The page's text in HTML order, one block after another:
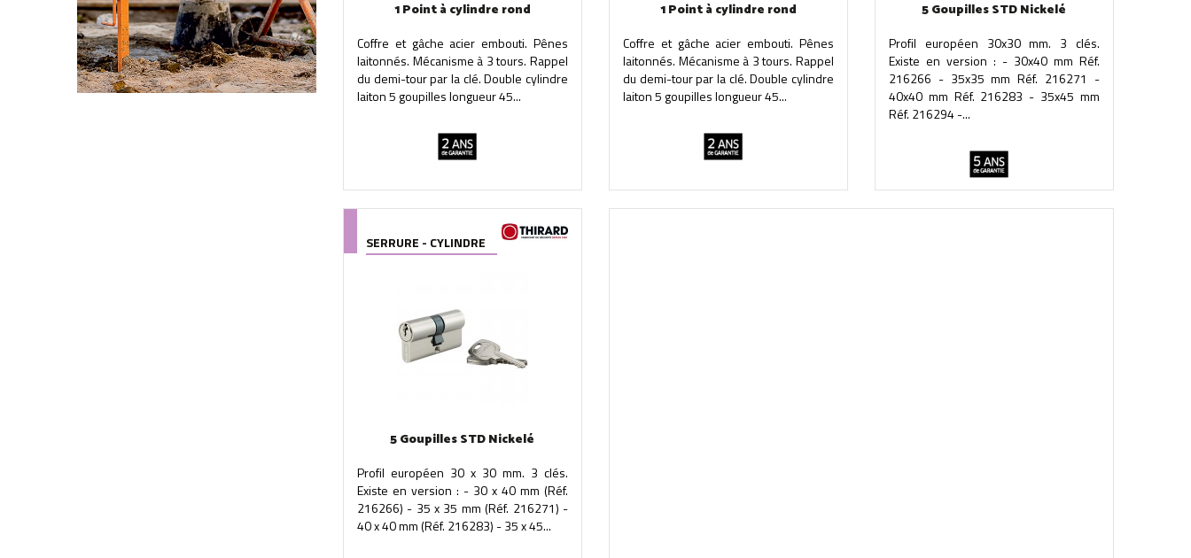
1 Point à cylindre rond
Coffre et gâche acier embouti. Pênes
laitonnés. Mécanisme à 3 tours. Rappel
du demi-tour par la clé. Double cylindre
laiton 5 goupilles longueur 45...
1 Point à cylindre rond
Coffre et gâche acier embouti. Pênes
laitonnés. Mécanisme à 3 tours. Rappel
du demi-tour par la clé. Double cylindre
laiton 5 goupilles longueur 45...
5 Goupilles STD Nickelé
Profil européen 30x30 mm. 3 clés.
Existe en version : - 30x40 mm Réf.
216266 - 35x35 mm Réf. 216271 -
40x40 mm Réf. 216283 - 35x45 mm
Réf. 216294 -...
SERRURE - CYLINDRE
5 Goupilles STD Nickelé
Profil européen 30 x 30 mm. 3 clés.
Existe en version : - 30 x 40 mm (Réf.
216266) - 35 x 35 mm (Réf. 216271) -
40 x 40 mm (Réf. 216283) - 35 x 45...